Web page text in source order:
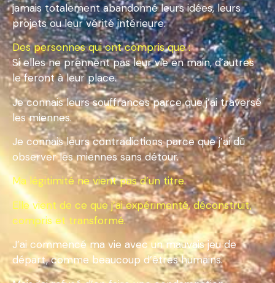
jamais totalement abandonné leurs idées, leurs
projets ou leur vérité intérieure.
Des personnes qui ont compris que :
Si elles ne prennent pas leur vie en main, d’autres
le feront à leur place.
Je connais leurs souffrances parce que j’ai traversé
les miennes.
Je connais leurs contradictions parce que j’ai dû
observer les miennes sans détour.
Ma légitimité ne vient pas d’un titre.
Elle vient de ce que j’ai expérimenté, déconstruit,
compris et transformé.
J’ai commencé ma vie avec un mauvais jeu de
départ, comme beaucoup d’êtres humains.